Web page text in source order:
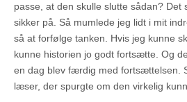
passe, at den skulle slutte sådan? Det
sikker på. Så mumlede jeg lidt i mit
så at forfølge tanken. Hvis jeg kunne
kunne historien jo godt fortsætte. Og
en dag blev færdig med fortsættelsen.
læser, der spurgte om den virkelig